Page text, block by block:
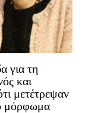
για τη
και
μετέτρεψαν
μόρφωμα